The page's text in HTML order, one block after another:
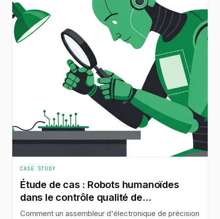
CASE STUDY
Étude de cas : Robots humanoïdes
dans le contrôle qualité de
l'électronique
Comment un assembleur d'électronique de précision